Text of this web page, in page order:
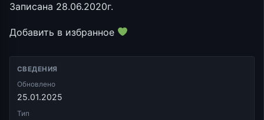
Записана 28.06.2020г.
Добавить в избранное
СВЕДЕНИЯ
Обновлено
25.01.2025
Тип